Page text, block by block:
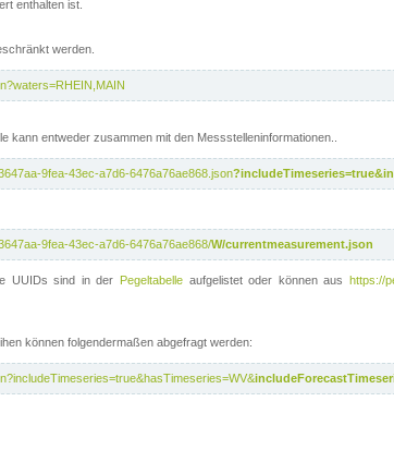
enthalten ist.
werden.
entweder zusammen mit den Messstelleninformationen..
9fea-43ec-a7d6-6476a76ae868.json
9fea-43ec-a7d6-6476a76ae868/W/currentmeasurement.json
UUIDs sind in der Pegeltabelleaufgelistet oder können aushttps://
können folgendermaßen abgefragt werden: